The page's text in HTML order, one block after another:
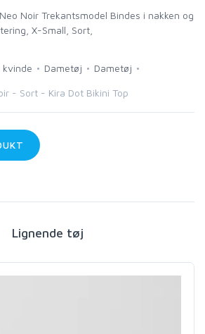
Noir Trekantsmodel Bindes i nakken og
X-Small, Sort,
kvinde Dametøj Dametøj
- Sort - Kira Dot Bikini Top
Lignende tøj